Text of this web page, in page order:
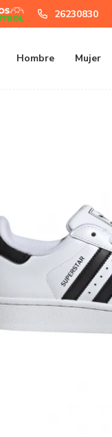
Hombre Mujer
26230830